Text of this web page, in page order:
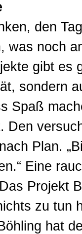
den
was noch
gibt es
sondern
Spaß
Den
Plan.
Eine
Projekt
zu tun
hat